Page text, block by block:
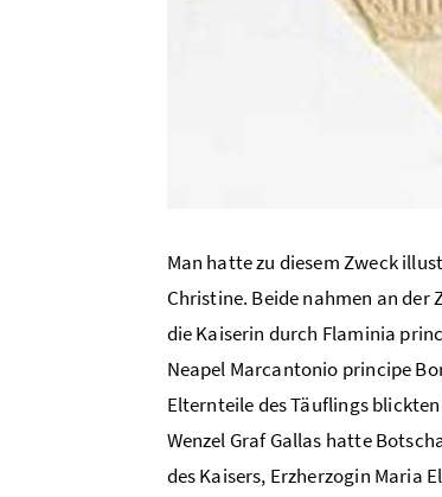
Man hatte zu diesem Zweck
Christine. Beide nahmen an
die Kaiserin durch Flaminia
Neapel Marcantonio principe
Elternteile des Täuflings
Wenzel Graf Gallas hatte
des Kaisers, Erzherzogin Maria